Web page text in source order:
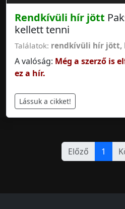
Rendkívüli hír jött
kellett tenni
Találatok: rendkívüli hír jött,
A valóság: Még a szerző is
ez a hír.
Lássuk a cikket!
Előző 1